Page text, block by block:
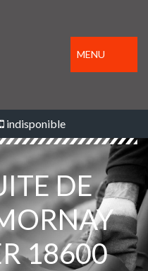
MENU
indisponible
DE
18600